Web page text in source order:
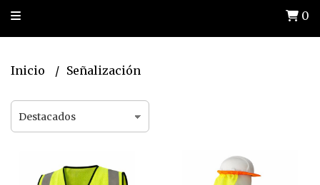
0
Inicio Señalización